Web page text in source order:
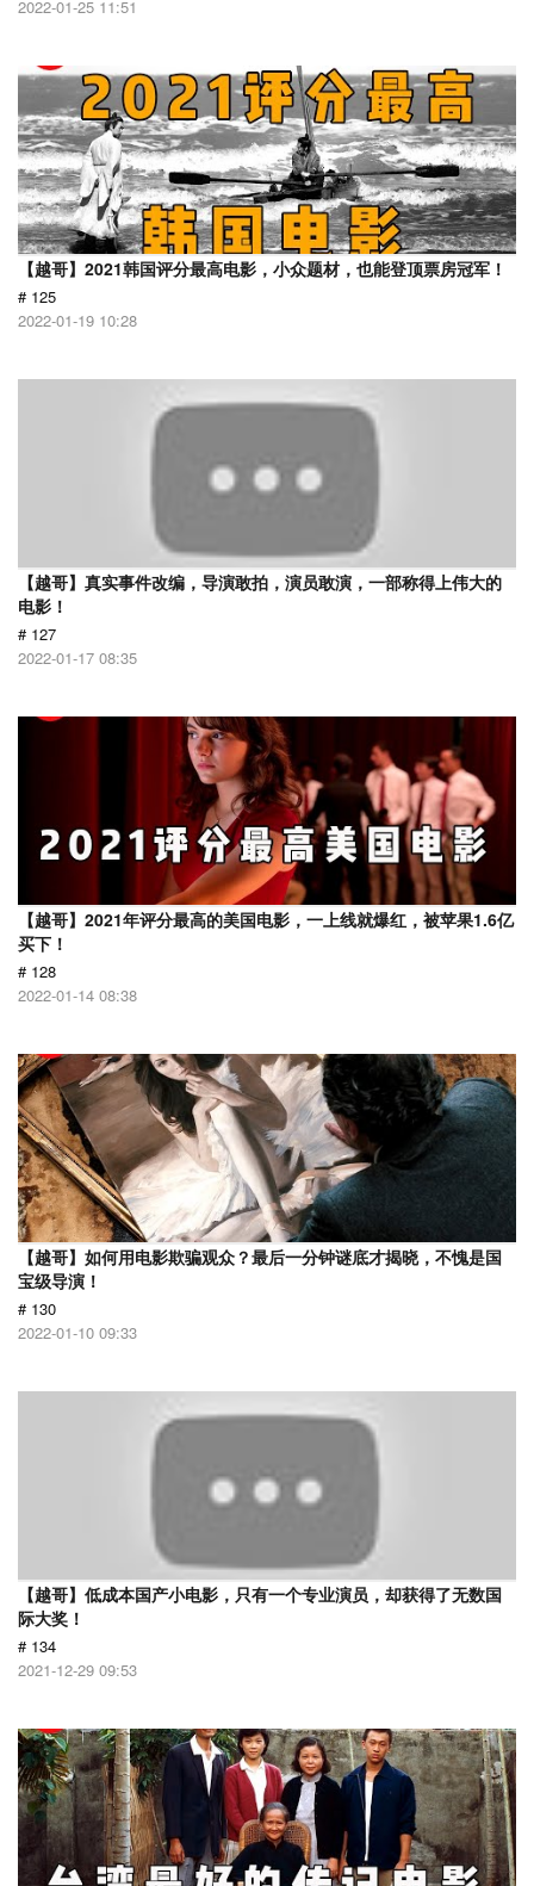
2022-01-25 11:51
【越哥】2021韩国评分最高电影，小众题材，也能登顶票房冠军！
# 125
2022-01-19 10:28
【越哥】真实事件改编，导演敢拍，演员敢演，一部称得上伟大的
电影！
# 127
2022-01-17 08:35
【越哥】2021年评分最高的美国电影，一上线就爆红，被苹果1.6亿
买下！
# 128
2022-01-14 08:38
【越哥】如何用电影欺骗观众？最后一分钟谜底才揭晓，不愧是国
宝级导演！
# 130
2022-01-10 09:33
【越哥】低成本国产小电影，只有一个专业演员，却获得了无数国
际大奖！
# 134
2021-12-29 09:53